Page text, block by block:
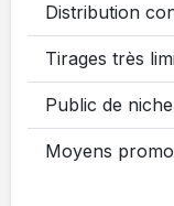
Distribution
Tirages très
Public de
Moyens